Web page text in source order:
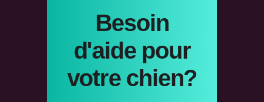
Besoin
d'aide pour
votre chien?